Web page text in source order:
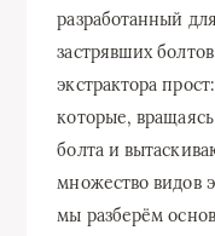
разработанный
застрявших
экстрактора
которые,
болта и
множество видов
мы разберём